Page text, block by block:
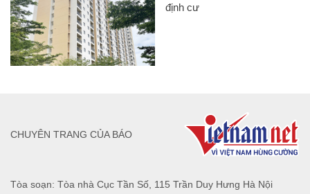
định cư
Tòa soạn: Tòa nhà Cục Tần Số, 115 Trần Duy Hưng Hà Nội
CHUYÊN TRANG CỦA BÁO